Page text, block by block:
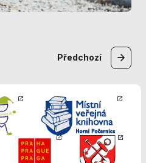
Předchozí